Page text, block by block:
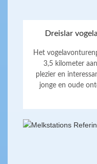
Dreislar
Het
3,5 kilometer
plezier en
jonge en oude